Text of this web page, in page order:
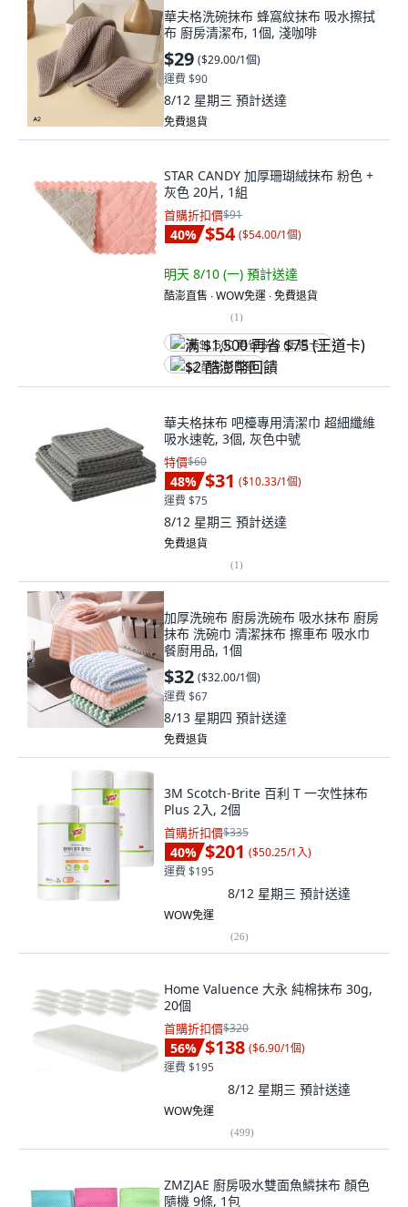
華夫格洗碗抹布 蜂窩紋抹布 吸水擦拭
布 廚房清潔布, 1個, 淺咖啡
$29 ($29.00/1個)
運費 $90
8/12 星期三 預計送達
免費退貨
STAR CANDY 加厚珊瑚絨抹布 粉色 +
灰色 20片, 1組
首購折扣價$91
40% $54 ($54.00/1個)
明天 8/10 (一) 預計送達
酷澎直售 ∙ WOW免運 ∙ 免費退貨
(1)
满 $1,500 再省 $75 (王道卡)
$2 酷澎幣回饋
華夫格抹布 吧檯專用清潔巾 超細纖維
吸水速乾, 3個, 灰色中號
特價$60
48% $31 ($10.33/1個)
運費 $75
8/12 星期三 預計送達
免費退貨
(1)
加厚洗碗布 廚房洗碗布 吸水抹布 廚房
抹布 洗碗巾 清潔抹布 擦車布 吸水巾
餐廚用品, 1個
$32 ($32.00/1個)
運費 $67
8/13 星期四 預計送達
免費退貨
3M Scotch-Brite 百利 T 一次性抹布
Plus 2入, 2個
首購折扣價$335
40% $201 ($50.25/1入)
運費 $195
8/12 星期三 預計送達
WOW免運
(26)
Home Valuence 大永 純棉抹布 30g,
20個
首購折扣價$320
56% $138 ($6.90/1個)
運費 $195
8/12 星期三 預計送達
WOW免運
(499)
ZMZJAE 廚房吸水雙面魚鱗抹布 顏色
隨機 9條, 1包